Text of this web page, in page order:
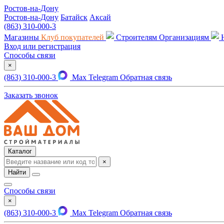
Ростов-на-Дону
Ростов-на-Дону Батайск Аксай
(863) 310-000-3
Магазины Клуб покупателей Строителям Организациям
Вход или регистрация
Способы связи
×
(863) 310-000-3 Max Telegram Обратная связь
Заказать звонок
Каталог
×
Найти
Способы связи
×
(863) 310-000-3 Max Telegram Обратная связь